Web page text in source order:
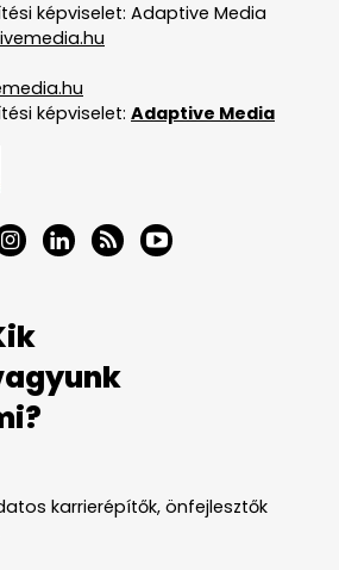
képviselet: Adaptive Media
képviselet: Adaptive Media
karrierépítők, önfejlesztők